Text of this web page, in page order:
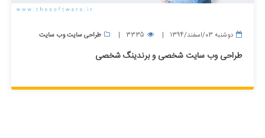
دوشنبه 03/اسفند/1394 3335 طراحی سایت وب سایت
طراحی وب سایت شخصی و برندینگ شخصی